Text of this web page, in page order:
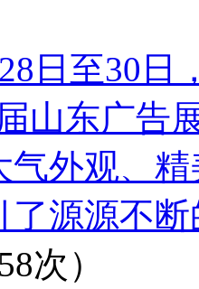
日至30日
山东广告
气外观、
了源源不
次）